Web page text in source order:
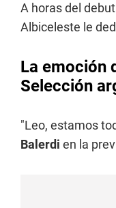
A horas del
Albiceleste le
La emoción
Selección
"Leo, estamos
Balerdi en la